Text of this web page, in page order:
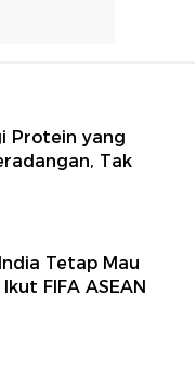
Protein yang
Tak
Tetap Mau
FIFA ASEAN